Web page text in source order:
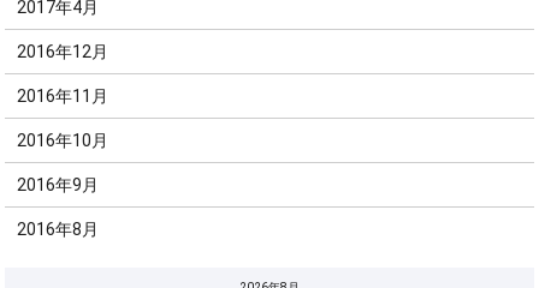
2017年4月
2016年12月
2016年11月
2016年10月
2016年9月
2016年8月